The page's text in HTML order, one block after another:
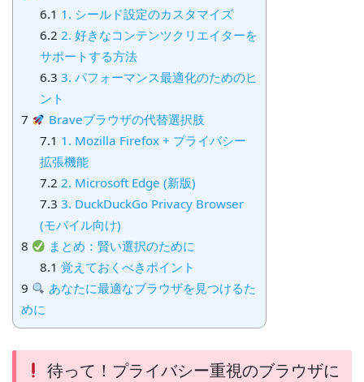
6.1 1. シールド設定のカスタマイズ
6.2 2. 好きなコンテンツクリエイターを
サポートする方法
6.3 3. パフォーマンス最適化のためのヒ
ント
7
Braveブラウザの代替選択肢
7.1 1. Mozilla Firefox + プライバシー
拡張機能
7.2 2. Microsoft Edge (新版)
7.3 3. DuckDuckGo Privacy Browser
(モバイル向け)
8
まとめ：賢い選択のために
8.1 覚えておくべきポイント
9
あなたに最適なブラウザを見つけるた
めに
待って！プライバシー重視のブラウザに